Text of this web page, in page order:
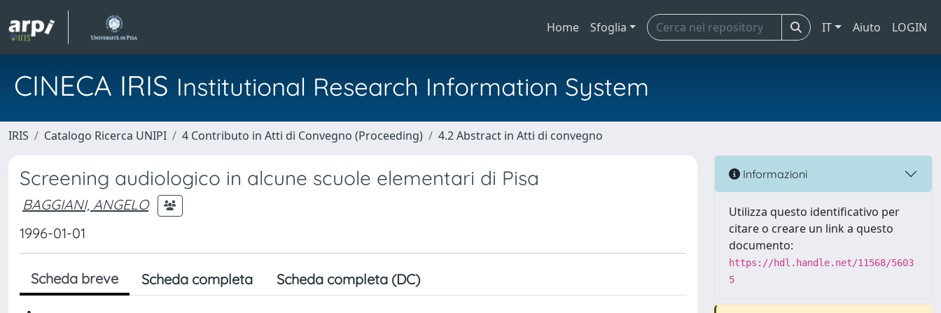
Home Sfoglia IT Aiuto LOGIN
CINECA IRIS Institutional Research Information System
IRIS Catalogo Ricerca UNIPI 4 Contributo in Atti di Convegno (Proceeding) 4.2 Abstract in Atti di convegno
Screening audiologico in alcune scuole elementari di Pisa
BAGGIANI, ANGELO
1996-01-01
Scheda breve Scheda completa Scheda completa (DC)
Informazioni
Utilizza questo identificativo per
citare o creare un link a questo
documento:
https://hdl.handle.net/11568/5603
5